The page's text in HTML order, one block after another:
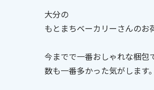
大分の
もとまちベーカリーさんのお
今までで一番おしゃれな梱包
数も一番多かった気がします。